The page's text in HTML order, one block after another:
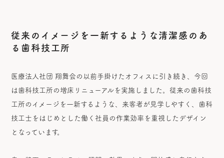
従来のイメージを一新するような清潔感のあ
る歯科技工所
医療法人社団 翔舞会の以前手掛けたオフィスに引き続き、今回
は歯科技工所の増床リニューアルを実施しました。従来の歯科技
工所のイメージを一新するような、来客者が見学しやすく、歯科
技工士をはじめとした働く社員の作業効率を重視したデザイン
となっています。